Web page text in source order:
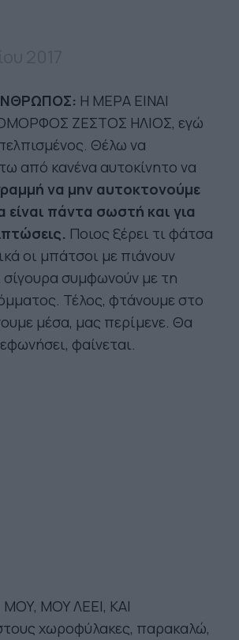
Η ΜΕΡΑ ΕΙΝΑΙ
ΖΕΣΤΟΣ ΗΛΙΟΣ, εγώ
Θέλω να
από κανένα αυτοκίνητο να
να μην αυτοκτονούμε
είναι πάντα σωστή και για
Ποιος ξέρει τι φάτσα
οι μπάτσοι με πιάνουν
σίγουρα συμφωνούν με τη
Τέλος, φτάνουμε στο
μέσα, μας περίμενε. Θα
φαίνεται.
ΜΟΥ, ΜΟΥ ΛΕΕΙ, ΚΑΙ
χωροφύλακες, παρακαλώ,